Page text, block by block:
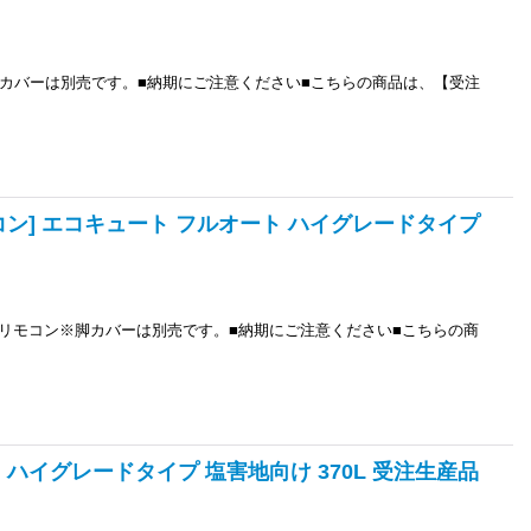
ーは別売です。■納期にご注意ください■こちらの商品は、【受注
] エコキュート フルオート ハイグレードタイプ
モコン※脚カバーは別売です。■納期にご注意ください■こちらの商
イグレードタイプ 塩害地向け 370L 受注生産品